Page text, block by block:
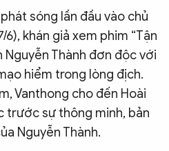
sóng lần đầu vào chủ
khán giả xem phim “Tận
Nguyễn Thành đơn độc với
hiểm trong lòng địch.
Vanthong cho đến Hoài
trước sự thông minh, bản
Nguyễn Thành.